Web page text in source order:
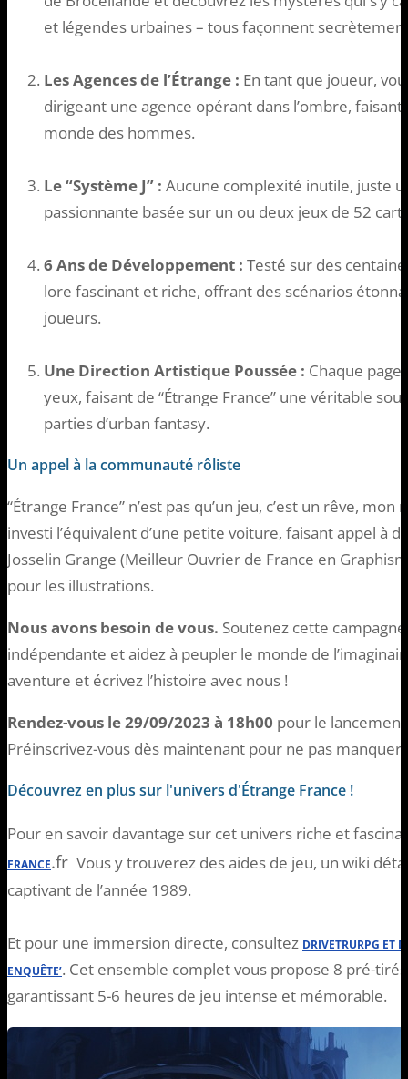
et légendes urbaines – tous façonnent
Les Agences de l’Étrange : En tant que joueur,
dirigeant une agence opérant dans l’ombre,
monde des hommes.
Le “Système J” : Aucune complexité inutile, juste
passionnante basée sur un ou deux jeux de 52
6 Ans de Développement : Testé sur des
lore fascinant et riche, offrant des scénarios
joueurs.
Une Direction Artistique Poussée : Chaque page
yeux, faisant de “Étrange France” une véritable
parties d’urban fantasy.
Un appel à la communauté rôliste
“Étrange France” n’est pas qu’un jeu, c’est un rêve,
investi l’équivalent d’une petite voiture, faisant appel à
Josselin Grange (Meilleur Ouvrier de France en
pour les illustrations.
Nous avons besoin de vous. Soutenez cette
indépendante et aidez à peupler le monde de
aventure et écrivez l’histoire avec nous !
Rendez-vous le 29/09/2023 à 18h00 pour le
Préinscrivez-vous dès maintenant pour ne pas
Découvrez en plus sur l'univers d'Étrange France !
Pour en savoir davantage sur cet univers riche et
FRANCE.fr Vous y trouverez des aides de jeu, un wiki
captivant de l’année 1989.
Et pour une immersion directe, consultez DRIVETRURPG ET
ENQUÊTE’. Cet ensemble complet vous propose 8 pré-
garantissant 5-6 heures de jeu intense et mémorable.